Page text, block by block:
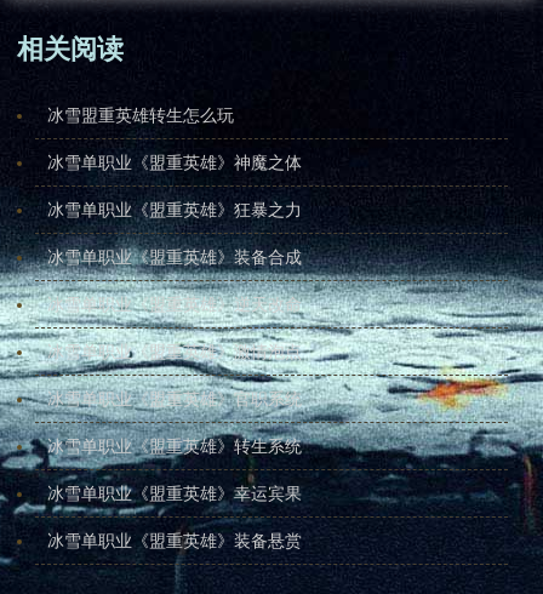
相关阅读
冰雪盟重英雄转生怎么玩
冰雪单职业《盟重英雄》神魔之体
冰雪单职业《盟重英雄》狂暴之力
冰雪单职业《盟重英雄》装备合成
冰雪单职业《盟重英雄》逆天改命
冰雪单职业《盟重英雄》激情泡点
冰雪单职业《盟重英雄》官职系统
冰雪单职业《盟重英雄》转生系统
冰雪单职业《盟重英雄》幸运宾果
冰雪单职业《盟重英雄》装备悬赏